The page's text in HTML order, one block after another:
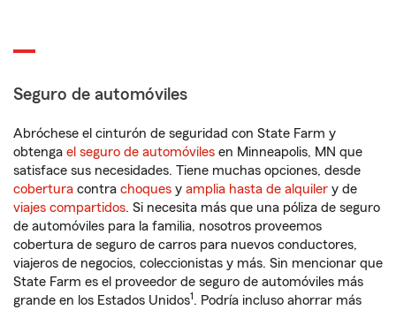
Seguro de automóviles
Abróchese el cinturón de seguridad con State Farm y
obtenga el seguro de automóviles en Minneapolis, MN que
satisface sus necesidades. Tiene muchas opciones, desde
cobertura contra choques y amplia hasta de alquiler y de
viajes compartidos. Si necesita más que una póliza de seguro
de automóviles para la familia, nosotros proveemos
cobertura de seguro de carros para nuevos conductores,
viajeros de negocios, coleccionistas y más. Sin mencionar que
State Farm es el proveedor de seguro de automóviles más
grande en los Estados Unidos1. Podría incluso ahorrar más